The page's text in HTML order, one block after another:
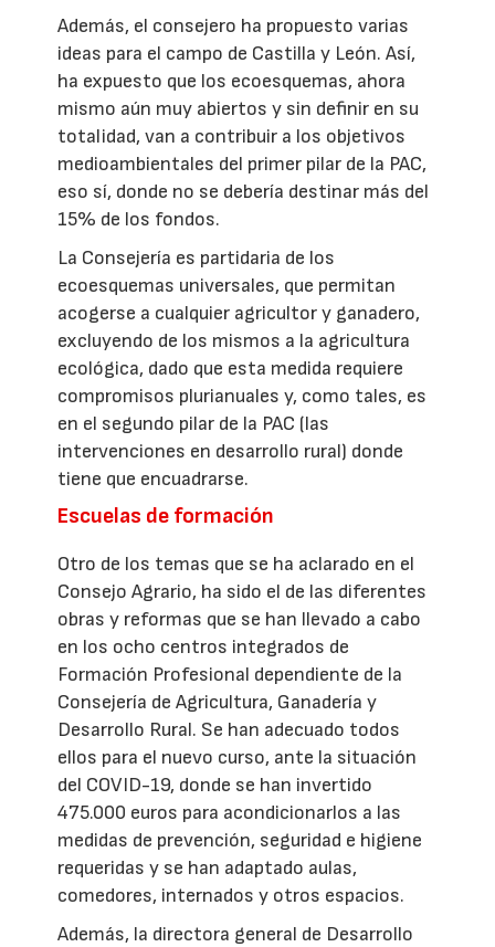
Además, el consejero ha propuesto varias
ideas para el campo de Castilla y León. Así,
ha expuesto que los ecoesquemas, ahora
mismo aún muy abiertos y sin definir en su
totalidad, van a contribuir a los objetivos
medioambientales del primer pilar de la PAC,
eso sí, donde no se debería destinar más del
15% de los fondos.
La Consejería es partidaria de los
ecoesquemas universales, que permitan
acogerse a cualquier agricultor y ganadero,
excluyendo de los mismos a la agricultura
ecológica, dado que esta medida requiere
compromisos plurianuales y, como tales, es
en el segundo pilar de la PAC (las
intervenciones en desarrollo rural) donde
tiene que encuadrarse.
Escuelas de formación
Otro de los temas que se ha aclarado en el
Consejo Agrario, ha sido el de las diferentes
obras y reformas que se han llevado a cabo
en los ocho centros integrados de
Formación Profesional dependiente de la
Consejería de Agricultura, Ganadería y
Desarrollo Rural. Se han adecuado todos
ellos para el nuevo curso, ante la situación
del COVID-19, donde se han invertido
475.000 euros para acondicionarlos a las
medidas de prevención, seguridad e higiene
requeridas y se han adaptado aulas,
comedores, internados y otros espacios.
Además, la directora general de Desarrollo